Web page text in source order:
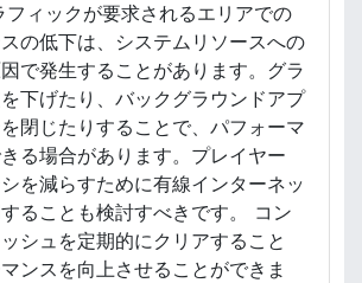
フィックが要求されるエリアでの
の低下は、システムリソースへの
で発生することがあります。グラ
下げたり、バックグラウンドアプ
閉じたりすることで、パフォーマ
る場合があります。プレイヤー
を減らすために有線インターネッ
ることも検討すべきです。 コン
シュを定期的にクリアすること
ンスを向上させることができま